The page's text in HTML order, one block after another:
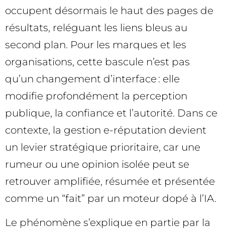
occupent désormais le haut des pages de
résultats, reléguant les liens bleus au
second plan. Pour les marques et les
organisations, cette bascule n’est pas
qu’un changement d’interface : elle
modifie profondément la perception
publique, la confiance et l’autorité. Dans ce
contexte, la gestion e-réputation devient
un levier stratégique prioritaire, car une
rumeur ou une opinion isolée peut se
retrouver amplifiée, résumée et présentée
comme un “fait” par un moteur dopé à l’IA.
Le phénomène s’explique en partie par la